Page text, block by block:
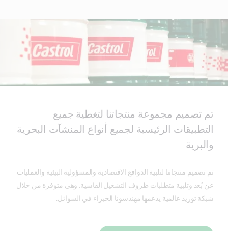
تم تصميم مجموعة منتجاتنا لتغطية جميع
التطبيقات الرئيسية لجميع أنواع المنشآت البحرية
والبرية
تم تصميم منتجاتنا لتلبية الدوافع الاقتصادية والمسؤولية البيئية والعمليات
عن بُعد وتلبية متطلبات ظروف التشغيل القاسية. وهي متوفرة من خلال
شبكة توريد عالمية يدعمها مهندسونا الخبراء في السوائل.